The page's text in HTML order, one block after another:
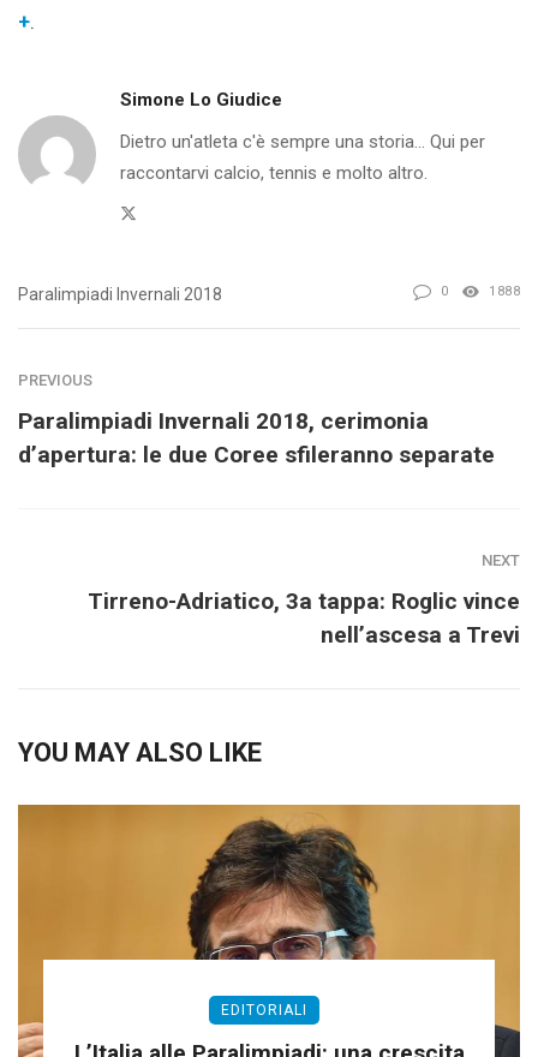
+.
Simone Lo Giudice
Dietro un'atleta c'è sempre una storia... Qui per
raccontarvi calcio, tennis e molto altro.
Paralimpiadi Invernali 2018 0 1888
PREVIOUS
Paralimpiadi Invernali 2018, cerimonia
d’apertura: le due Coree sfileranno separate
NEXT
Tirreno-Adriatico, 3a tappa: Roglic vince
nell’ascesa a Trevi
YOU MAY ALSO LIKE
EDITORIALI